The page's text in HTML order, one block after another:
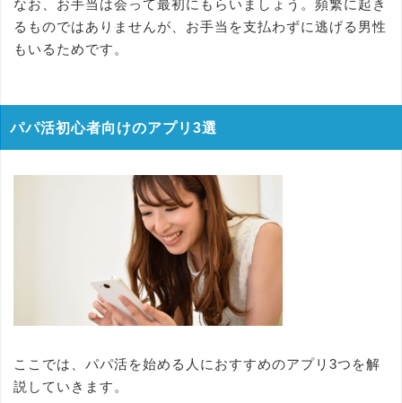
なお、お手当は会って最初にもらいましょう。頻繁に起き
るものではありませんが、お手当を支払わずに逃げる男性
もいるためです。
パパ活初心者向けのアプリ3選
ここでは、パパ活を始める人におすすめのアプリ3つを解
説していきます。